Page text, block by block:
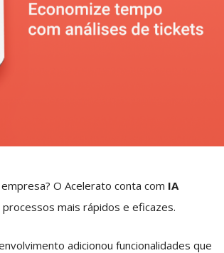
O Acelerato conta com IA
mais rápidos e eficazes.
adicionou funcionalidades que